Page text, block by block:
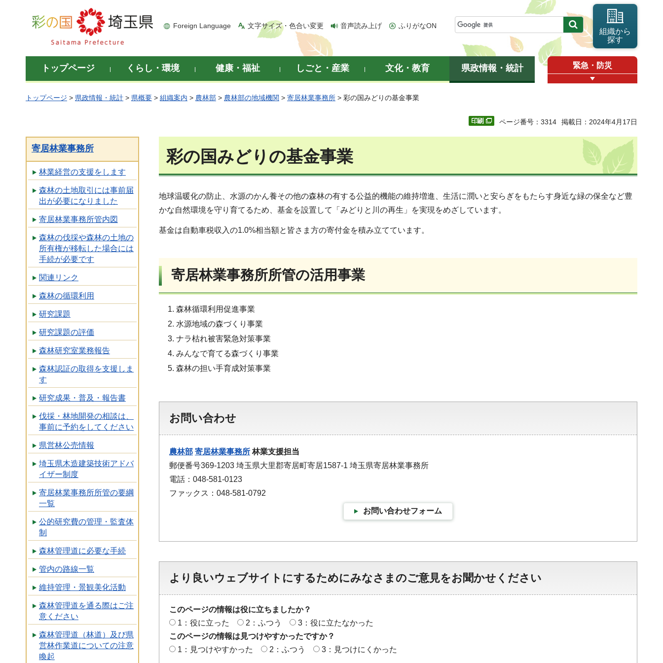
彩の国 埼玉県
Foreign Language 文字サイズ・色合い変更 音声読み上げ ふりがなON
組織から
探す
トップページ くらし・環境 健康・福祉 しごと・産業 文化・教育 県政情報・統計 緊急・防災
トップページ > 県政情報・統計 > 県概要 > 組織案内 > 農林部 > 農林部の地域機関 > 寄居林業事務所 > 彩の国みどりの基金事業
ページ番号：3314 掲載日：2024年4月17日
寄居林業事務所
林業経営の支援をします
森林の土地取引には事前届
出が必要になりました
寄居林業事務所管内図
森林の伐採や森林の土地の
所有権が移転した場合には
手続が必要です
関連リンク
森林の循環利用
研究課題
研究課題の評価
森林研究室業務報告
森林認証の取得を支援しま
す
研究成果・普及・報告書
伐採・林地開発の相談は、
事前に予約をしてください
県営林公売情報
埼玉県木造建築技術アドバ
イザー制度
寄居林業事務所所管の要綱
一覧
公的研究費の管理・監査体
制
森林管理道に必要な手続
管内の路線一覧
維持管理・景観美化活動
森林管理道を通る際はご注
意ください
森林管理道（林道）及び県
営林作業道についての注意
喚起
彩の国みどりの基金事業
地球温暖化の防止、水源のかん養その他の森林の有する公益的機能の維持増進、生活に潤いと安らぎをもたらす身近な緑の保全など豊
かな自然環境を守り育てるため、基金を設置して「みどりと川の再生」を実現をめざしています。
基金は自動車税収入の1.0%相当額と皆さま方の寄付金を積み立てています。
寄居林業事務所所管の活用事業
森林循環利用促進事業
水源地域の森づくり事業
ナラ枯れ被害緊急対策事業
みんなで育てる森づくり事業
森林の担い手育成対策事業
お問い合わせ
農林部 寄居林業事務所林業支援担当
郵便番号369-1203 埼玉県大里郡寄居町寄居1587-1 埼玉県寄居林業事務所
電話：048-581-0123
ファックス：048-581-0792
お問い合わせフォーム
より良いウェブサイトにするためにみなさまのご意見をお聞かせください
このページの情報は役に立ちましたか？
1：役に立った
2：ふつう
3：役に立たなかった
このページの情報は見つけやすかったですか？
1：見つけやすかった
2：ふつう 3：見つけにくかった